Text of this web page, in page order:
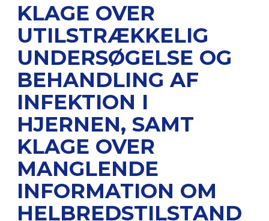
KLAGE OVER
UTILSTRÆKKELIG
UNDERSØGELSE OG
BEHANDLING AF
INFEKTION I
HJERNEN, SAMT
KLAGE OVER
MANGLENDE
INFORMATION OM
HELBREDSTILSTAND